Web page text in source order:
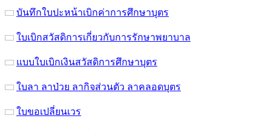
บันทึกใบปะหน้าเบิกค่าการศึกษาบุตร
ใบเบิกสวัสดิการเกี่ยวกับการรักษาพยาบาล
แบบใบเบิกเงินสวัสดิการศึกษาบุตร
ใบลา ลาป่วย ลากิจส่วนตัว ลาคลอดบุตร
ใบขอเปลี่ยนเวร